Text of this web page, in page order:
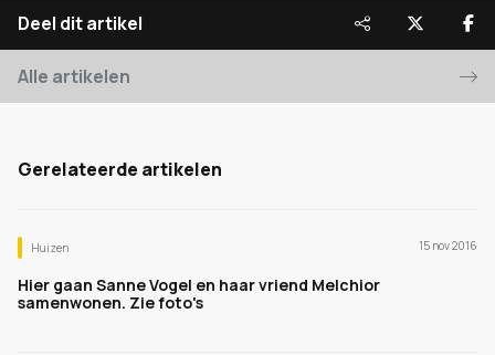
Deel dit artikel
Alle artikelen
Gerelateerde artikelen
Huizen 15 nov 2016
Hier gaan Sanne Vogel en haar vriend Melchior
samenwonen. Zie foto's